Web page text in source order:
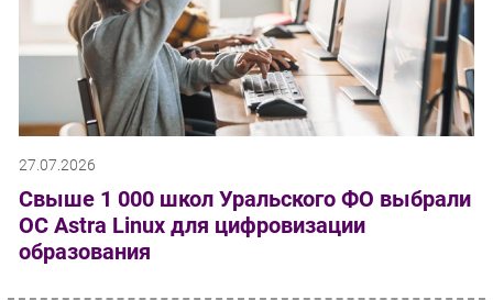
27.07.2026
Свыше 1 000 школ Уральского ФО выбрали
ОС Astra Linux для цифровизации
образования